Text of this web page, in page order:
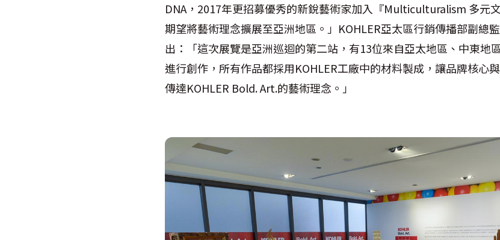
DNA，2017年更招募優秀的新銳藝術家加入『Multiculturalism 多元
期望將藝術理念擴展至亞洲地區。」KOHLER亞太區行銷傳播部副總
出：「這次展覽是亞洲巡迴的第二站，有13位來自亞太地區、中東地
進行創作，所有作品都採用KOHLER工廠中的材料製成，讓品牌核心
傳達KOHLER Bold. Art.的藝術理念。」